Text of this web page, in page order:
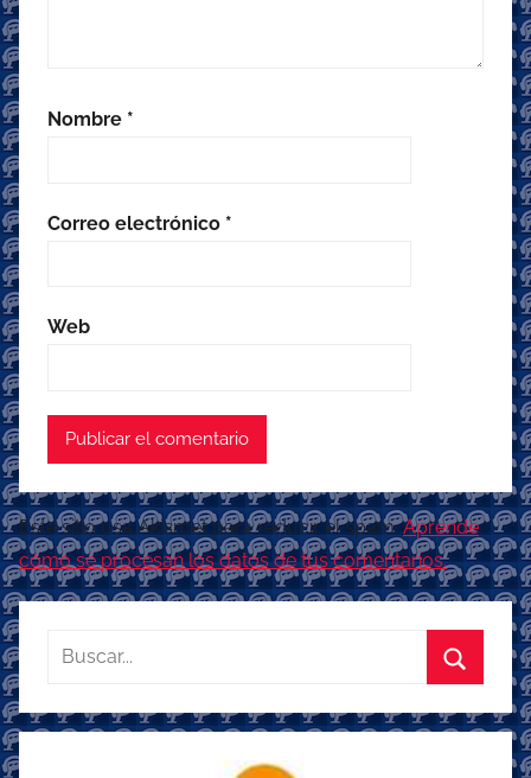
Nombre *
Correo electrónico *
Web
Este sitio usa Akismet para reducir el spam.Aprende
cómo se procesan los datos de tus comentarios.
Buscar:
Buscar